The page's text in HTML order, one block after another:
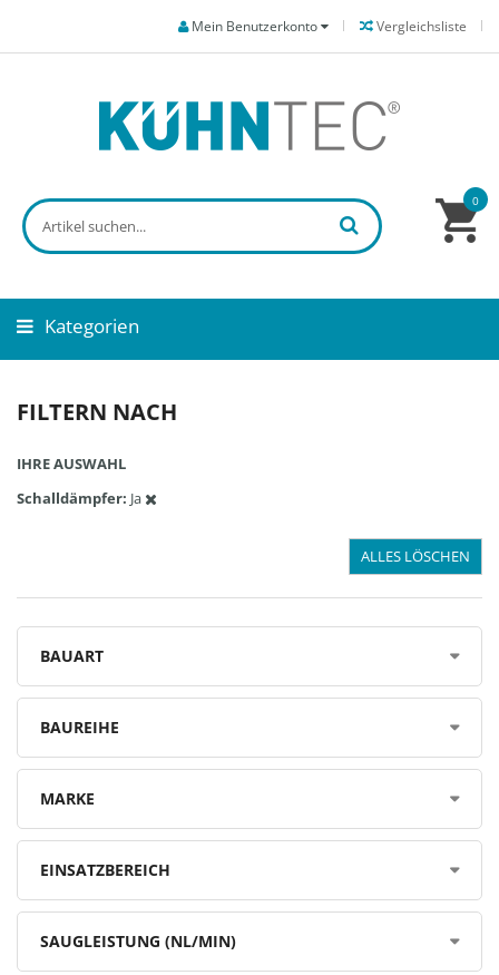
Vergleichsliste
Mein Benutzerkonto
0
Kategorien
FILTERN NACH
IHRE AUSWAHL
Schalldämpfer Ja
ALLES LÖSCHEN
BAUART
BAUREIHE
MARKE
EINSATZBEREICH
SAUGLEISTUNG (NL/MIN)